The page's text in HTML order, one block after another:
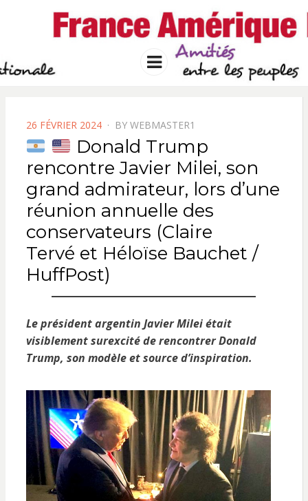
FRANCE
AMERIQUE
Solidarité international et Amitiés
entre les peuples
Menu
POSTED
ON
26 FÉVRIER 2024 BY WEBMASTER1
Donald Trump
rencontre Javier Milei, son
grand admirateur, lors d’une
réunion annuelle des
conservateurs (Claire
Tervé et Héloïse Bauchet /
HuffPost)
Le président argentin Javier Milei était
visiblement surexcité de rencontrer Donald
Trump, son modèle et source d’inspiration.